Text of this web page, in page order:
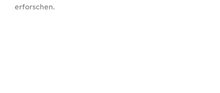
erforschen.